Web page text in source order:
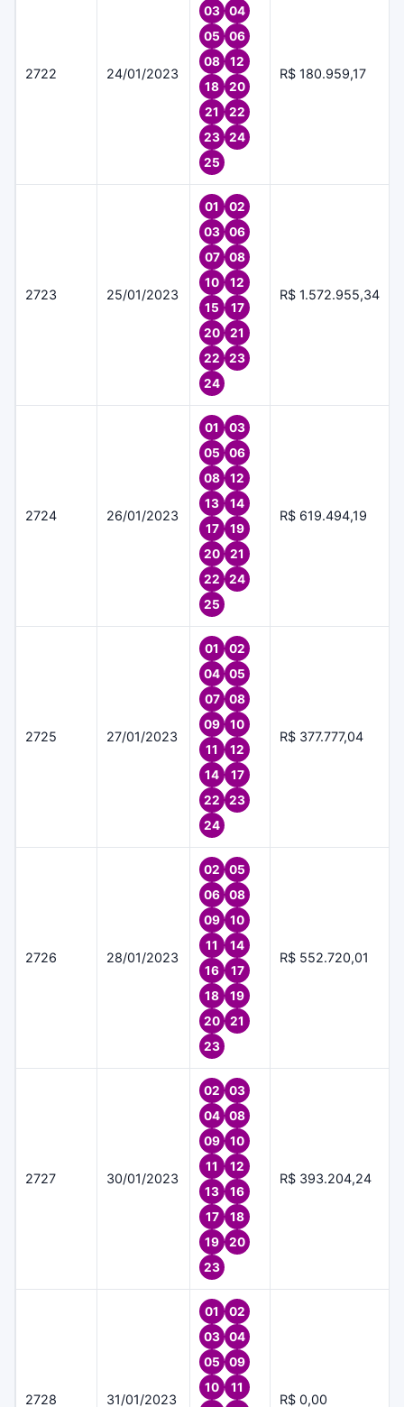
2722 24/01/2023
03
04
05
06
08
12
18
20
21
22
23
24
25
R$ 180.959,17
2723 25/01/2023
01
02
03
06
07
08
10
12
15
17
20
21
22
23
24
R$ 1.572.955,34
2724 26/01/2023
01
03
05
06
08
12
13
14
17
19
20
21
22
24
25
R$ 619.494,19
2725 27/01/2023
01
02
04
05
07
08
09
10
11
12
14
17
22
23
24
R$ 377.777,04
2726 28/01/2023
02
05
06
08
09
10
11
14
16
17
18
19
20
21
23
R$ 552.720,01
2727 30/01/2023
02
03
04
08
09
10
11
12
13
16
17
18
19
20
23
R$ 393.204,24
2728 31/01/2023
01
02
03
04
05
09
10
11
R$ 0,00